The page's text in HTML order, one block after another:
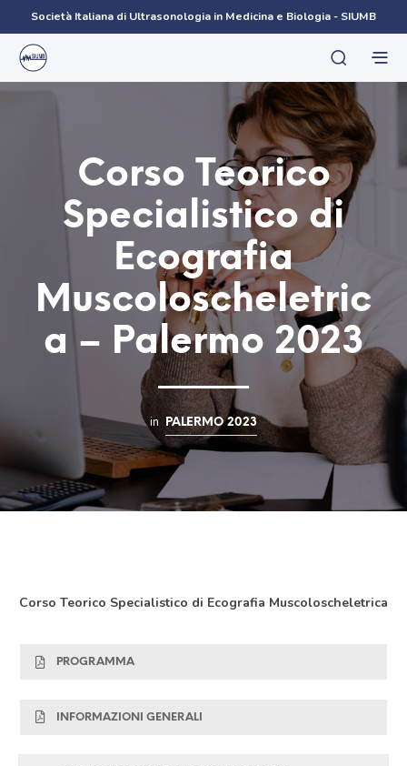
Società Italiana di Ultrasonologia in Medicina e Biologia - SIUMB
Corso Teorico
Specialistico di
Ecografia
Muscoloscheletric
a – Palermo 2023
in PALERMO 2023
Corso Teorico Specialistico di Ecografia Muscoloscheletrica
PROGRAMMA
INFORMAZIONI GENERALI